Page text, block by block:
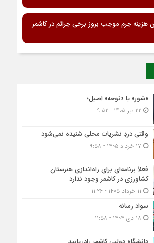
هزینه جرم موجب بروز برخی جرائم در کاشمر
«شور» یا «نوحه» اصیل؛
۲۲ تیر ۱۴۰۵ - ۹:۵۲
وقتی دردِ نشریات محلی شنیده نمی‌شود
فعلاً برنامه‌ای برای راه‌اندازی هنرستان
کشاورزی در کاشمر وجود ندارد
سواد رسانه